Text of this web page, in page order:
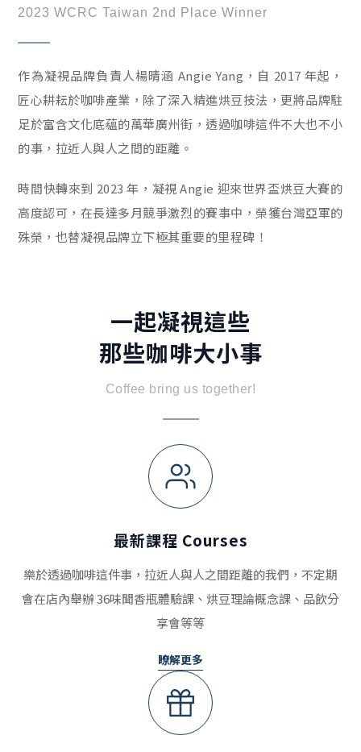
2023 WCRC Taiwan 2nd Place Winner
作為凝視品牌負責人楊晴涵 Angie Yang，自 2017 年起，
匠心耕耘於咖啡產業，除了深入精進烘豆技法，更將品牌駐
足於富含文化底蘊的萬華廣州街，透過咖啡這件不大也不小
的事，拉近人與人之間的距離。
時間快轉來到 2023 年，凝視 Angie 迎來世界盃烘豆大賽的
高度認可，在長達多月競爭激烈的賽事中，榮獲台灣亞軍的
殊榮，也替凝視品牌立下極其重要的里程碑！
一起凝視這些
那些咖啡大小事
Coffee bring us together!
最新課程 Courses
樂於透過咖啡這件事，拉近人與人之間距離的我們，不定期
會在店內舉辦 36味聞香瓶體驗課、烘豆理論概念課、品飲分
享會等等
瞭解更多